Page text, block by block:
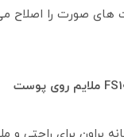
صورت را اصلاح